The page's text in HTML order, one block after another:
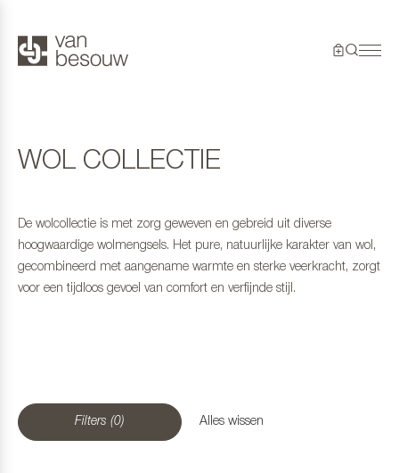
WOL COLLECTIE
De wolcollectie is met zorg geweven en gebreid uit diverse
hoogwaardige wolmengsels. Het pure, natuurlijke karakter van wol,
gecombineerd met aangename warmte en sterke veerkracht, zorgt
voor een tijdloos gevoel van comfort en verfijnde stijl.
Filters (0) Alles wissen